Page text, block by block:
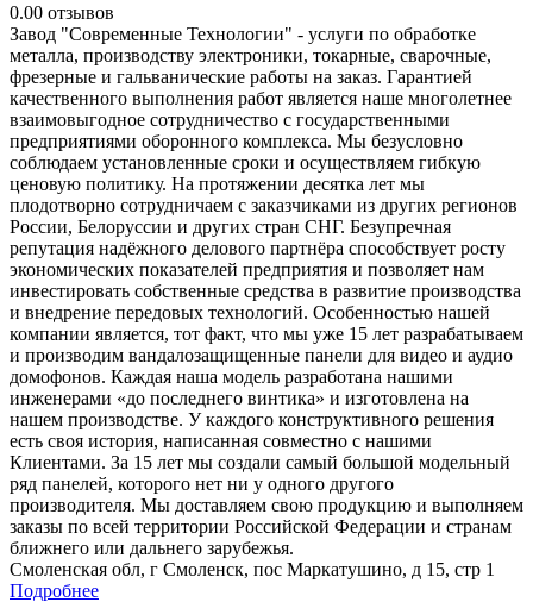
0.00 отзывов
Завод "Современные Технологии" - услуги по обработке
металла, производству электроники, токарные, сварочные,
фрезерные и гальванические работы на заказ. Гарантией
качественного выполнения работ является наше многолетнее
взаимовыгодное сотрудничество с государственными
предприятиями оборонного комплекса. Мы безусловно
соблюдаем установленные сроки и осуществляем гибкую
ценовую политику. На протяжении десятка лет мы
плодотворно сотрудничаем с заказчиками из других регионов
России, Белоруссии и других стран СНГ. Безупречная
репутация надёжного делового партнёра способствует росту
экономических показателей предприятия и позволяет нам
инвестировать собственные средства в развитие производства
и внедрение передовых технологий. Особенностью нашей
компании является, тот факт, что мы уже 15 лет разрабатываем
и производим вандалозащищенные панели для видео и аудио
домофонов. Каждая наша модель разработана нашими
инженерами «до последнего винтика» и изготовлена на
нашем производстве. У каждого конструктивного решения
есть своя история, написанная совместно с нашими
Клиентами. За 15 лет мы создали самый большой модельный
ряд панелей, которого нет ни у одного другого
производителя. Мы доставляем свою продукцию и выполняем
заказы по всей территории Российской Федерации и странам
ближнего или дальнего зарубежья.
Смоленская обл, г Смоленск, пос Маркатушино, д 15, стр 1
Подробнее